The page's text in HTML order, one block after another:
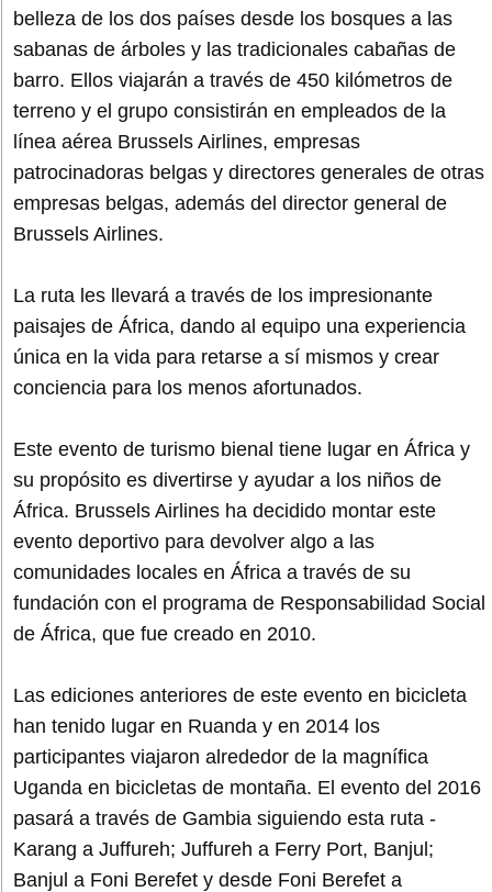
belleza de los dos países desde los bosques a las
sabanas de árboles y las tradicionales cabañas de
barro. Ellos viajarán a través de 450 kilómetros de
terreno y el grupo consistirán en empleados de la
línea aérea Brussels Airlines, empresas
patrocinadoras belgas y directores generales de otras
empresas belgas, además del director general de
Brussels Airlines.
La ruta les llevará a través de los impresionante
paisajes de África, dando al equipo una experiencia
única en la vida para retarse a sí mismos y crear
conciencia para los menos afortunados.
Este evento de turismo bienal tiene lugar en África y
su propósito es divertirse y ayudar a los niños de
África. Brussels Airlines ha decidido montar este
evento deportivo para devolver algo a las
comunidades locales en África a través de su
fundación con el programa de Responsabilidad Social
de África, que fue creado en 2010.
Las ediciones anteriores de este evento en bicicleta
han tenido lugar en Ruanda y en 2014 los
participantes viajaron alrededor de la magnífica
Uganda en bicicletas de montaña. El evento del 2016
pasará a través de Gambia siguiendo esta ruta -
Karang a Juffureh; Juffureh a Ferry Port, Banjul;
Banjul a Foni Berefet y desde Foni Berefet a